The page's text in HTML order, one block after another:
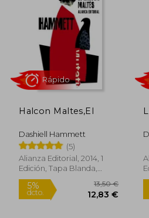
Halcon Maltes,El
Dashiell Hammett
(5)
Alianza Editorial, 2014, 1
Edición, Tapa Blanda,
Nuevo
Rápido